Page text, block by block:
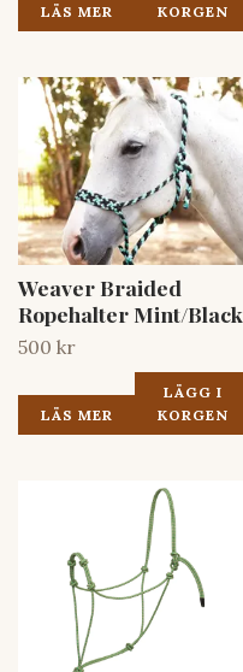
LÄS MER
KORGEN
Weaver Braided
Ropehalter Mint/Black
500 kr
LÄS MER
LÄGG I
KORGEN